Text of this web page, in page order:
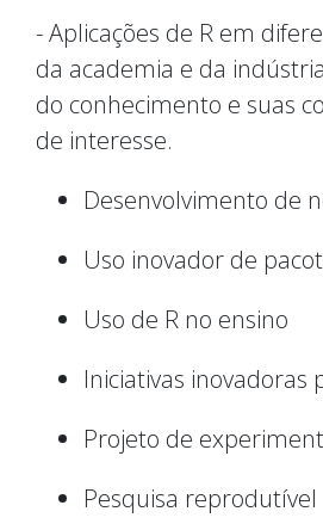
- Aplicações de R em
da academia e da
do conhecimento e suas
de interesse.
Desenvolvimento de
Uso inovador de
Uso de R no ensino
Iniciativas inovadoras
Projeto de
Pesquisa reprodutível